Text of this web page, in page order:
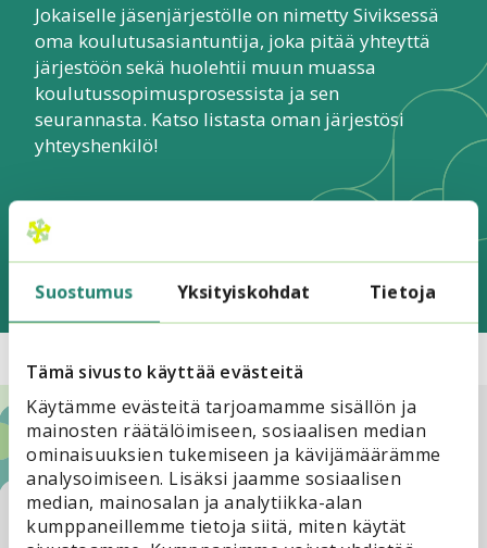
Suostumus Yksityiskohdat Tietoja
Tämä sivusto käyttää evästeitä
Käytämme evästeitä tarjoamamme sisällön ja
mainosten räätälöimiseen, sosiaalisen median
ominaisuuksien tukemiseen ja kävijämäärämme
analysoimiseen. Lisäksi jaamme sosiaalisen
median, mainosalan ja analytiikka-alan
kumppaneillemme tietoja siitä, miten käytät
Jokaiselle jäsenjärjestölle on nimetty Siviksessä
oma koulutusasiantuntija, joka pitää yhteyttä
järjestöön sekä huolehtii muun muassa
koulutussopimusprosessista ja sen
seurannasta. Katso listasta oman järjestösi
yhteyshenkilö!
Lisätietoja
Mari Toivonen